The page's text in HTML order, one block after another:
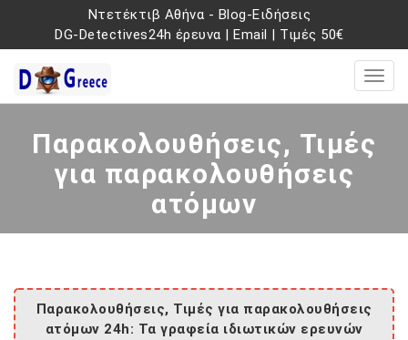
Ντετέκτιβ Αθήνα - Blog-Ειδήσεις
DG-Detectives24h έρευνα |Email | Τιμές 50€
Παρακολουθήσεις, Τιμές
για παρακολουθήσεις
ατόμων
Παρακολουθήσεις, Τιμές για παρακολουθήσεις
ατόμων 24h: Τα γραφεία ιδιωτικών ερευνών